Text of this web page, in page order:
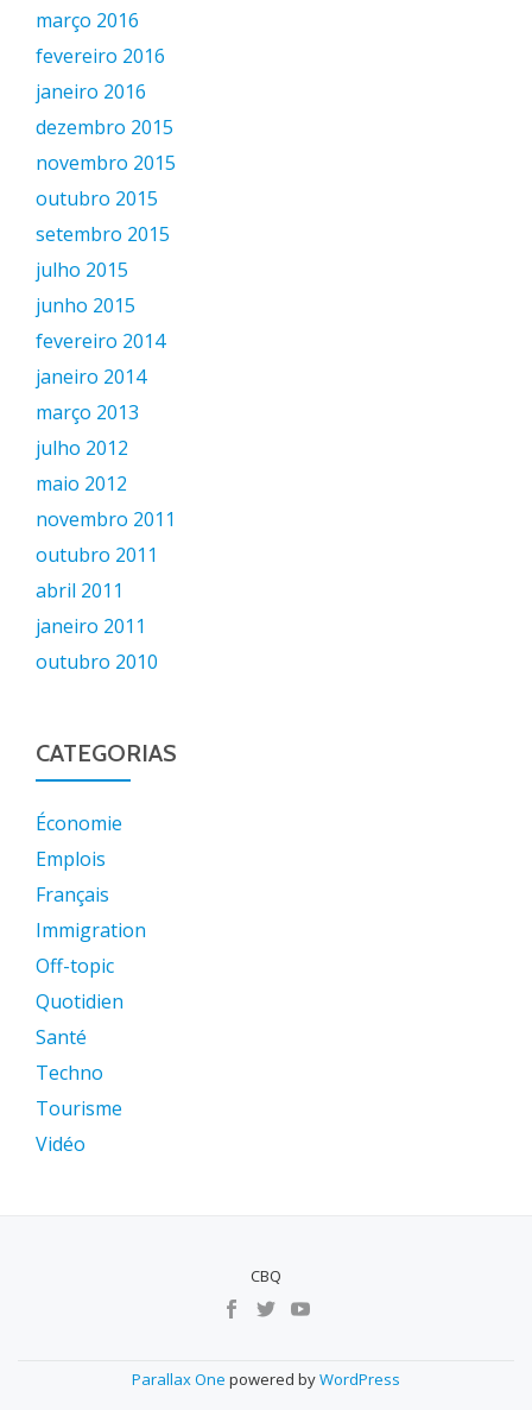
março 2016
fevereiro 2016
janeiro 2016
dezembro 2015
novembro 2015
outubro 2015
setembro 2015
julho 2015
junho 2015
fevereiro 2014
janeiro 2014
março 2013
julho 2012
maio 2012
novembro 2011
outubro 2011
abril 2011
janeiro 2011
outubro 2010
CATEGORIAS
Économie
Emplois
Français
Immigration
Off-topic
Quotidien
Santé
Techno
Tourisme
Vidéo
CBQ
Parallax One powered byWordPress